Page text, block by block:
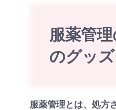
服薬管
のグッ
服薬管理とは、処方